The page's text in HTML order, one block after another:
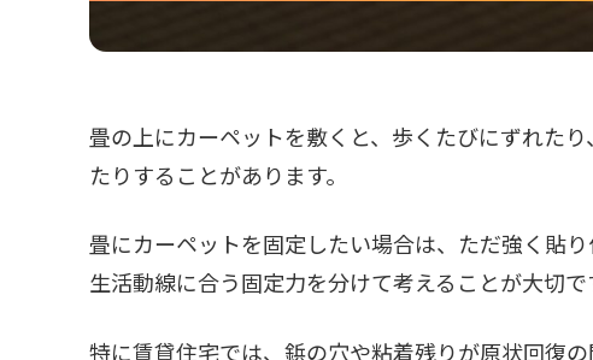
畳の上にカーペットを敷くと、歩くたびにずれた
たりすることがあります。
畳にカーペットを固定したい場合は、ただ強く貼
生活動線に合う固定力を分けて考えることが大切で
特に賃貸住宅では、鋲の穴や粘着残りが原状回復